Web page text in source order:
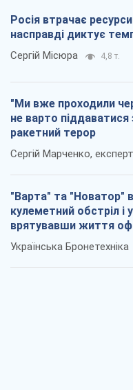
Росія втрачає
насправді диктує
Сергій Місюра 4,8 т.
"Ми вже проходили
не варто піддаватися
ракетний терор
Сергій Марченко, експерт
"Варта" та "Новатор"
кулеметний обстріл і
врятувавши життя
Українська Бронетехніка